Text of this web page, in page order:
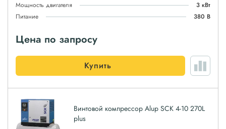
Мощность двигателя
3 кВт
Питание
380 В
Цена по запросу
Купить
Винтовой компрессор Alup SCK 4-10 270L
plus